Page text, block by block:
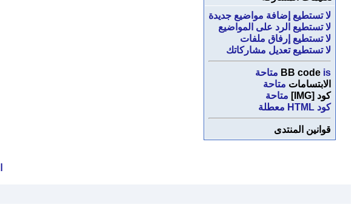
لا تستطيع إضافة مواضيع جديدة
لا تستطيع الرد على المواضيع
لا تستطيع إرفاق ملفات
لا تستطيع تعديل مشاركاتك
BB code is
متاحة
الابتسامات متاحة
كود [IMG]
متاحة
كود HTML
معطلة
قوانين المنتدى